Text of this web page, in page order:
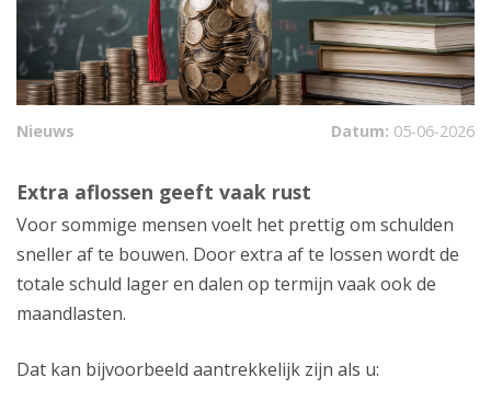
Nieuws Datum: 05-06-2026
Extra aflossen geeft vaak rust
Voor sommige mensen voelt het prettig om schulden
sneller af te bouwen. Door extra af te lossen wordt de
totale schuld lager en dalen op termijn vaak ook de
maandlasten.
Dat kan bijvoorbeeld aantrekkelijk zijn als u: